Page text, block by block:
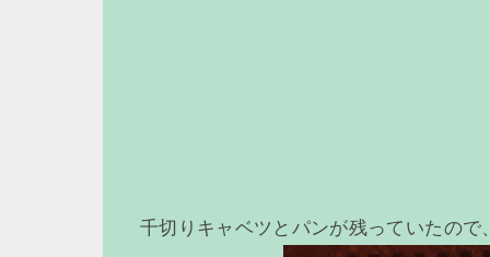
千切りキャベツとパンが残っていたので